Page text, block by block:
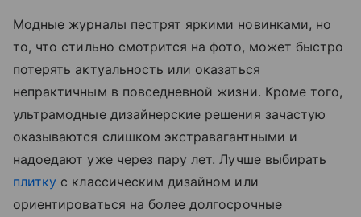
Модные журналы пестрят яркими новинками, но
то, что стильно смотрится на фото, может быстро
потерять актуальность или оказаться
непрактичным в повседневной жизни. Кроме того,
ультрамодные дизайнерские решения зачастую
оказываются слишком экстравагантными и
надоедают уже через пару лет. Лучше выбирать
плитку с классическим дизайном или
ориентироваться на более долгосрочные